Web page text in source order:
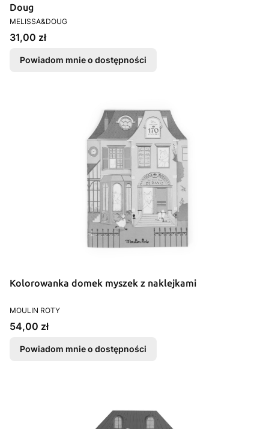
Doug
PRODUCENT
MELISSA&DOUG
Cena
31,00 zł
Powiadom mnie o dostępności
Kolorowanka domek myszek z naklejkami
PRODUCENT
MOULIN ROTY
Cena
54,00 zł
Powiadom mnie o dostępności